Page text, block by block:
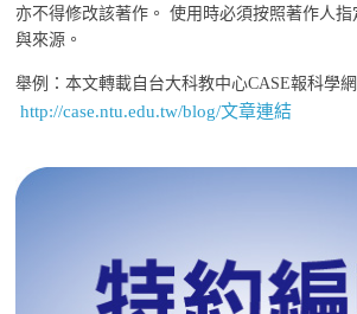
亦不得修改該著作。 使用時必須按照著作人
與來源。
舉例：本文轉載自台大科教中心CASE報科學
http://case.ntu.edu.tw/blog/文章連結